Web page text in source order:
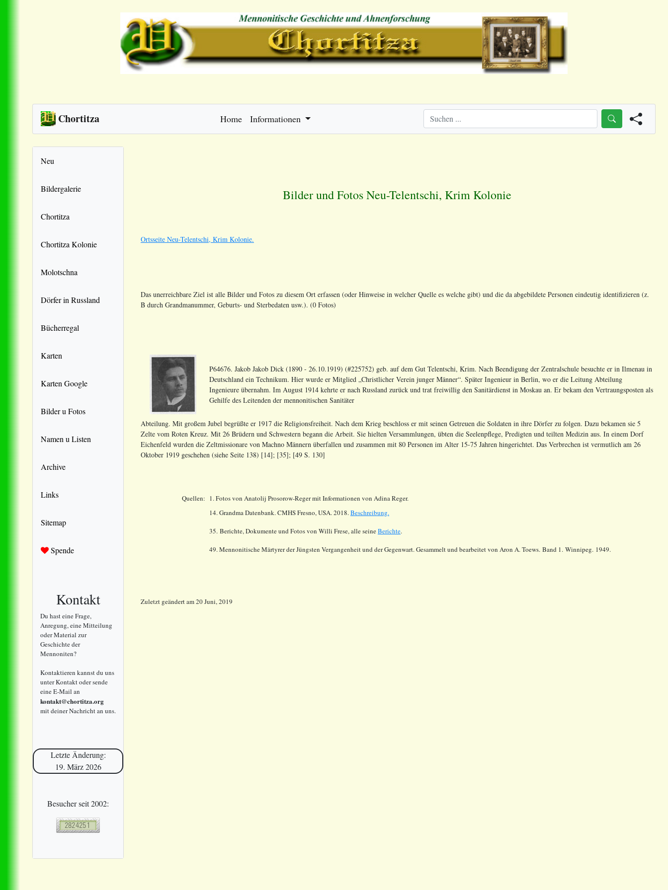
Chortitza Home Informationen
Neu
Bildergalerie
Chortitza
Chortitza Kolonie
Molotschna
Dörfer in Russland
Bücherregal
Karten
Karten Google
Bilder u Fotos
Namen u Listen
Archive
Links
Sitemap
Spende
Kontakt
Du hast eine Frage,
Anregung, eine Mitteilung
oder Material zur
Geschichte der
Mennoniten?
Kontaktieren kannst du uns
unter Kontakt oder sende
eine E-Mail an
kontakt@chortitza.org
mit deiner Nachricht an uns.
Letzte Änderung:
19. März 2026
Besucher seit 2002:
Bilder und Fotos Neu-Telentschi, Krim Kolonie
Ortsseite Neu-Telentschi, Krim Kolonie.
Das unerreichbare Ziel ist alle Bilder und Fotos zu diesem Ort erfassen (oder Hinweise in welcher Quelle es welche gibt) und die da abgebildete Personen eindeutig identifizieren (z.
B durch Grandmanummer, Geburts- und Sterbedaten usw.). (0 Fotos)
P64676. Jakob Jakob Dick (1890 - 26.10.1919) (#225752) geb. auf dem Gut Telentschi, Krim. Nach Beendigung der Zentralschule besuchte er in Ilmenau in
Deutschland ein Technikum. Hier wurde er Mitglied „Christlicher Verein junger Männer“. Später Ingenieur in Berlin, wo er die Leitung Abteilung
Ingenieure übernahm. Im August 1914 kehrte er nach Russland zurück und trat freiwillig den Sanitärdienst in Moskau an. Er bekam den Vertraungsposten als
Gehilfe des Leitenden der mennonitischen Sanitäter
Abteilung. Mit großem Jubel begrüßte er 1917 die Religionsfreiheit. Nach dem Krieg beschloss er mit seinen Getreuen die Soldaten in ihre Dörfer zu folgen. Dazu bekamen sie 5
Zelte vom Roten Kreuz. Mit 26 Brüdern und Schwestern begann die Arbeit. Sie hielten Versammlungen, übten die Seelenpflege, Predigten und teilten Medizin aus. In einem Dorf
Eichenfeld wurden die Zeltmissionare von Machno Männern überfallen und zusammen mit 80 Personen im Alter 15-75 Jahren hingerichtet. Das Verbrechen ist vermutlich am 26
Oktober 1919 geschehen (siehe Seite 138) [14]; [35]; [49 S. 130]
Quellen: 1. Fotos von Anatolij Prosorow-Reger mit Informationen von Adina Reger.
14.Grandma Datenbank. CMHS Fresno, USA. 2018.Beschreibung.
35. Berichte, Dokumente und Fotos von Willi Frese, alle seineBerichte.
49. Mennonitische Märtyrer der Jüngsten Vergangenheit und der Gegenwart. Gesammelt und bearbeitet von Aron A. Toews. Band 1. Winnipeg. 1949.
Zuletzt geändertam20 Juni, 2019